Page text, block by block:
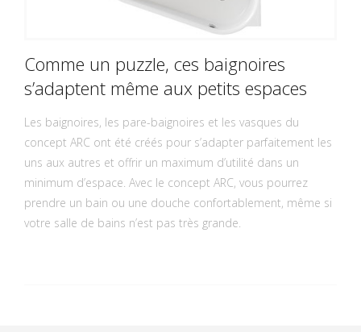
Comme un puzzle, ces baignoires
s’adaptent même aux petits espaces
Les baignoires, les pare-baignoires et les vasques du
concept ARC ont été créés pour s’adapter parfaitement les
uns aux autres et offrir un maximum d’utilité dans un
minimum d’espace. Avec le concept ARC, vous pourrez
prendre un bain ou une douche confortablement, même si
votre salle de bains n’est pas très grande.